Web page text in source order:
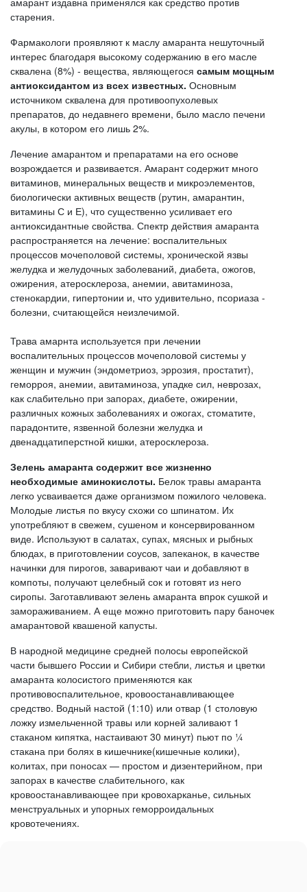
старения.
Фармакологи проявляют к маслу амаранта нешуточный
интерес благодаря высокому содержанию в его масле
сквалена (8%) - вещества, являющегося самым мощным
антиоксидантом из всех известных. Основным
источником сквалена для противоопухолевых
препаратов, до недавнего времени, было масло печени
акулы, в котором его лишь 2%.
Лечение амарантом и препаратами на его основе
возрождается и развивается. Амарант содержит много
витаминов, минеральных веществ и микроэлементов,
биологически активных веществ (рутин, амарантин,
витамины С и Е), что существенно усиливает его
антиоксидантные свойства. Спектр действия амаранта
распространяется на лечение: воспалительных
процессов мочеполовой системы, хронической язвы
желудка и желудочных заболеваний, диабета, ожогов,
ожирения, атеросклероза, анемии, авитаминоза,
стенокардии, гипертонии и, что удивительно, псориаза -
болезни, считающейся неизлечимой.
Трава амарнта используется при лечении
воспалительных процессов мочеполовой системы у
женщин и мужчин (эндометриоз, эррозия, простатит),
геморроя, анемии, авитаминоза, упадке сил, неврозах,
как слабительно при запорах, диабете, ожирении,
различных кожных заболеваниях и ожогах, стоматите,
парадонтите, язвенной болезни желудка и
двенадцатиперстной кишки, атеросклероза.
Зелень амаранта содержит все жизненно
необходимые аминокислоты. Белок травы амаранта
легко усваивается даже организмом пожилого человека.
Молодые листья по вкусу схожи со шпинатом. Их
употребляют в свежем, сушеном и консервированном
виде. Используют в салатах, супах, мясных и рыбных
блюдах, в приготовлении соусов, запеканок, в качестве
начинки для пирогов, заваривают чаи и добавляют в
компоты, получают целебный сок и готовят из него
сиропы. Заготавливают зелень амаранта впрок сушкой и
замораживанием. А еще можно приготовить пару баночек
амарантовой квашеной капусты.
В народной медицине средней полосы европейской
части бывшего России и Сибири стебли, листья и цветки
амаранта колосистого применяются как
противовоспалительное, кровоостанавливающее
средство. Водный настой (1:10) или отвар (1 столовую
ложку измельченной травы или корней заливают 1
стаканом кипятка, настаивают 30 минут) пьют по ¼
стакана при болях в кишечнике(кишечные колики),
колитах, при поносах — простом и дизентерийном, при
запорах в качестве слабительного, как
кровоостанавливающее при кровохарканье, сильных
менструальных и упорных геморроидальных
кровотечениях.